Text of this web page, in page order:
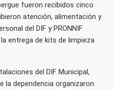
fueron recibidos cinco
atención, alimentación y
del DIF y PRONNIF
entrega de kits de limpieza
del DIF Municipal,
la dependencia organizaron